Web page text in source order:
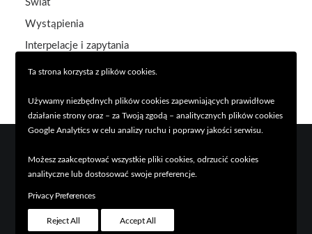
Wystąpienia
Interpelacje i zapytania
Aktualności
© 2026 Piotr Uhle. Wszystkie prawa zastrzeżone
Ta strona korzysta z plików cookies.
Używamy niezbędnych plików cookies zapewniających prawidłowe
działanie strony oraz – za Twoją zgodą – analitycznych plików cookies
Google Analytics w celu analizy ruchu i poprawy jakości serwisu.
Możesz zaakceptować wszystkie pliki cookies, odrzucić cookies
analityczne lub dostosować swoje preferencje.
Privacy Preferences
Reject All Accept All